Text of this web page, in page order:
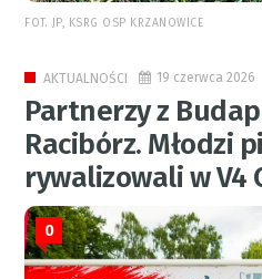
FOT. JP, KSRG OSP KRZANOWICE
AKTUALNOŚCI 19 czerwca 2026
Partnerzy z
Racibórz. Młodzi
rywalizowali w V4
0